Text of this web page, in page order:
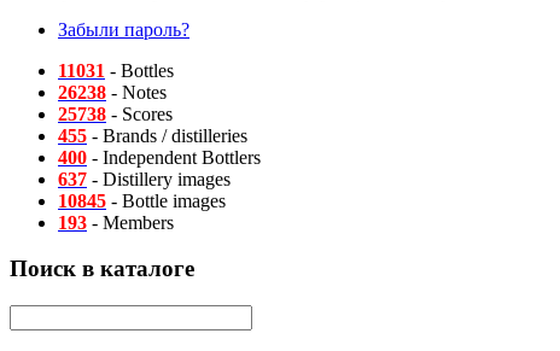
Забыли пароль?
11031 - Bottles
26238 - Notes
25738 - Scores
455 - Brands / distilleries
400 - Independent Bottlers
637 - Distillery images
10845 - Bottle images
193 - Members
Поиск в каталоге